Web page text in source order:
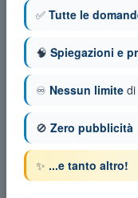
✅ Tutte le
🧠 Spiegazioni e
♾️ Nessun limite
🚫 Zero pubblicità
✨ ...e tanto altro!